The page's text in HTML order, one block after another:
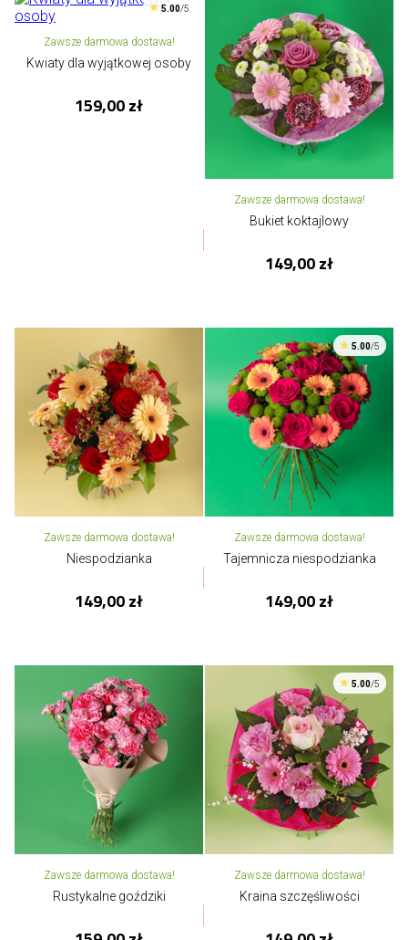
5.00/5
Zawsze darmowa dostawa!
Kwiaty dla wyjątkowej osoby
159,00 zł
Zawsze darmowa dostawa!
Bukiet koktajlowy
149,00 zł
Zawsze darmowa dostawa!
Niespodzianka
149,00 zł
5.00/5
Zawsze darmowa dostawa!
Tajemnicza niespodzianka
149,00 zł
Zawsze darmowa dostawa!
Rustykalne goździki
5.00/5
Zawsze darmowa dostawa!
Kraina szczęśliwości